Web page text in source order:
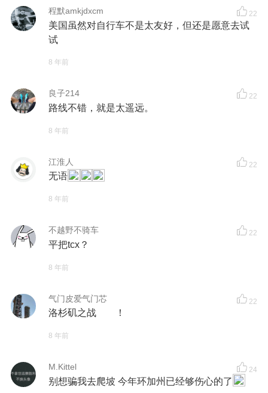
程默amkjdxcm 22
美国虽然对自行车不是太友好，但还是愿意去试
试
8 年前
良子214 22
路线不错，就是太遥远。
8 年前
江淮人 22
无语
8 年前
不越野不骑车 22
平把tcx？
8 年前
气门皮爱气门芯 22
洛杉矶之战 ！
8 年前
M.Kittel 24
别想骗我去爬坡 今年环加州已经够伤心的了